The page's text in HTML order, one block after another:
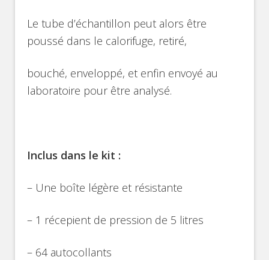
Le tube d’échantillon peut alors être
poussé dans le calorifuge, retiré,
bouché, enveloppé, et enfin envoyé au
laboratoire pour être analysé.
Inclus dans le kit :
– Une boîte légère et résistante
– 1 récepient de pression de 5 litres
– 64 autocollants